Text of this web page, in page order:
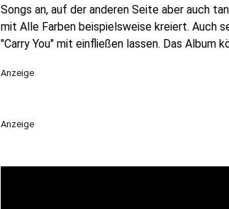
Songs an, auf der anderen Seite aber auch
mit Alle Farben beispielsweise kreiert. Auch
"Carry You" mit einfließen lassen. Das Album
Anzeige
Anzeige